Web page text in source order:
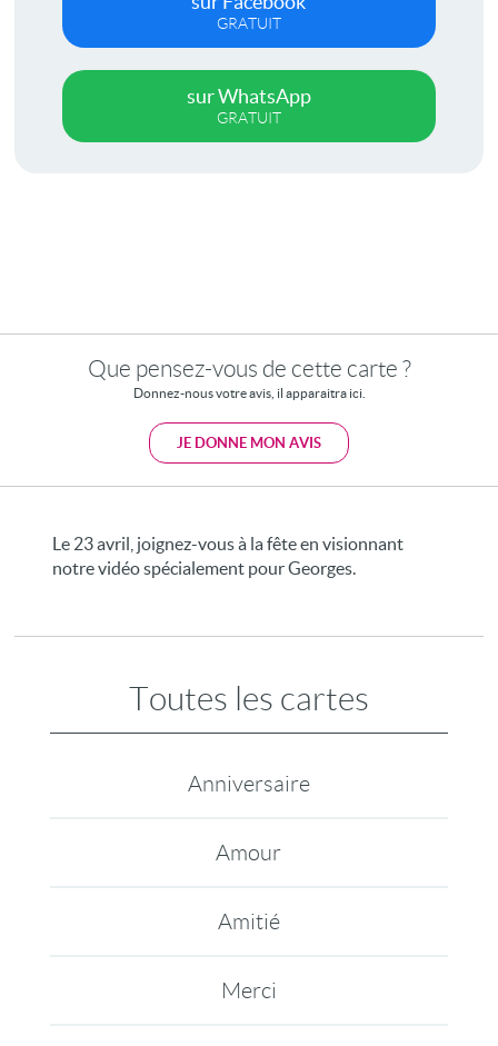
GRATUIT
sur WhatsApp
GRATUIT
Que pensez-vous de cette carte ?
Donnez-nous votre avis, il apparaitra ici.
JE DONNE MON AVIS
Le 23 avril, joignez-vous à la fête en visionnant
notre vidéo spécialement pour Georges.
Toutes les cartes
Anniversaire
Amour
Amitié
Merci